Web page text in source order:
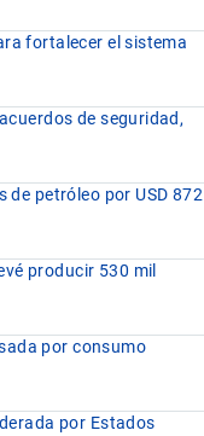
fortalecer el sistema
de seguridad,
de petróleo por USD 872
producir 530 mil
por consumo
por Estados